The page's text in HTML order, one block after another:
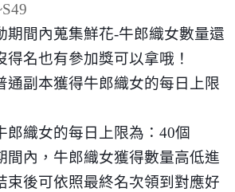
期間內蒐集鮮花-牛郎織女數量還
得名也有參加獎可以拿哦！
通副本獲得牛郎織女的每日上限
郎織女的每日上限為：40個
間內，牛郎織女獲得數量高低進
束後可依照最終名次領到對應好